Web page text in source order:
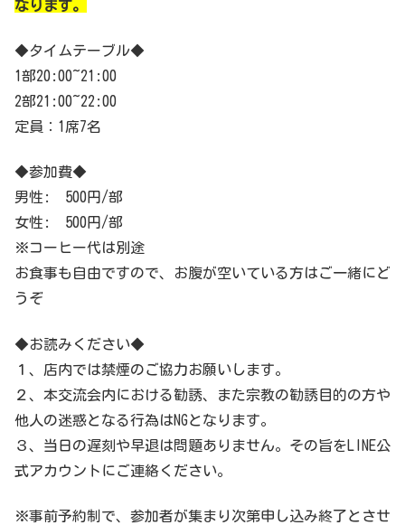
なります。
◆タイムテーブル◆
1部20:00~21:00
2部21:00~22:00
定員：1席7名
◆参加費◆
男性: 500円/部
女性: 500円/部
※コーヒー代は別途
お食事も自由ですので、お腹が空いている方はご一緒にど
うぞ
◆お読みください◆
１、店内では禁煙のご協力お願いします。
２、本交流会内における勧誘、また宗教の勧誘目的の方や
他人の迷惑となる行為はNGとなります。
３、当日の遅刻や早退は問題ありません。その旨をLINE公
式アカウントにご連絡ください。
※事前予約制で、参加者が集まり次第申し込み終了とさせ